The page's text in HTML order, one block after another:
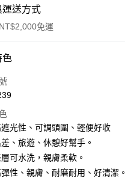
運送方式
免運
式
次付款
色
光性、可調頭圍、輕便好收
、旅遊、休憩好幫手。
可水洗，親膚柔軟。
性、親膚、耐磨耐用、好清潔。